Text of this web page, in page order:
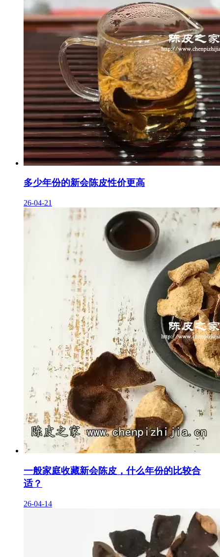
多少年份的新会陈皮性价更高
26-04-21
一般家庭收藏新会陈皮，什么年份的比较合
适？
26-04-14